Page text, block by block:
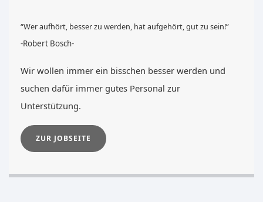
“Wer aufhört, besser zu werden, hat aufgehört, gut zu sein!”
-Robert Bosch-
Wir wollen immer ein bisschen besser werden und
suchen dafür immer gutes Personal zur
Unterstützung.
ZUR JOBSEITE